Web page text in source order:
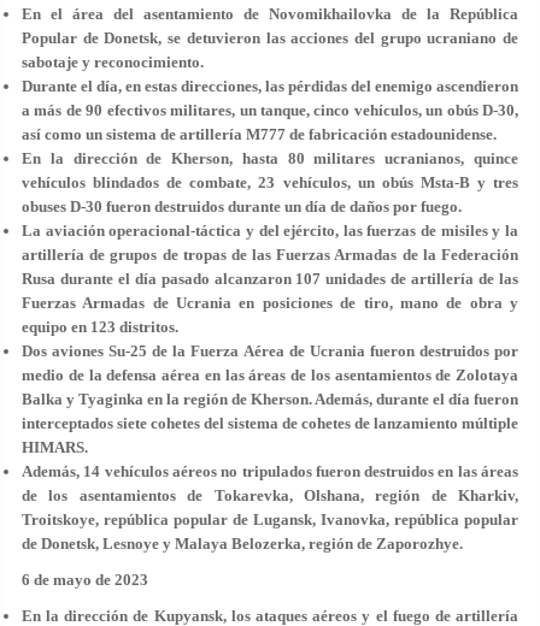
En el área del asentamiento de Novomikhailovka de la República
Popular de Donetsk, se detuvieron las acciones del grupo ucraniano de
sabotaje y reconocimiento.
Durante el día, en estas direcciones, las pérdidas del enemigo ascendieron
a más de 90 efectivos militares, un tanque, cinco vehículos, un obús D-30,
así como un sistema de artillería M777 de fabricación estadounidense.
En la dirección de Kherson, hasta 80 militares ucranianos, quince
vehículos blindados de combate, 23 vehículos, un obús Msta-B y tres
obuses D-30 fueron destruidos durante un día de daños por fuego.
La aviación operacional-táctica y del ejército, las fuerzas de misiles y la
artillería de grupos de tropas de las Fuerzas Armadas de la Federación
Rusa durante el día pasado alcanzaron 107 unidades de artillería de las
Fuerzas Armadas de Ucrania en posiciones de tiro, mano de obra y
equipo en 123 distritos.
Dos aviones Su-25 de la Fuerza Aérea de Ucrania fueron destruidos por
medio de la defensa aérea en las áreas de los asentamientos de Zolotaya
Balka y Tyaginka en la región de Kherson. Además, durante el día fueron
interceptados siete cohetes del sistema de cohetes de lanzamiento múltiple
HIMARS.
Además, 14 vehículos aéreos no tripulados fueron destruidos en las áreas
de los asentamientos de Tokarevka, Olshana, región de Kharkiv,
Troitskoye, república popular de Lugansk, Ivanovka, república popular
de Donetsk, Lesnoye y Malaya Belozerka, región de Zaporozhye.
6 de mayo de 2023
En la dirección de Kupyansk, los ataques aéreos y el fuego de artillería